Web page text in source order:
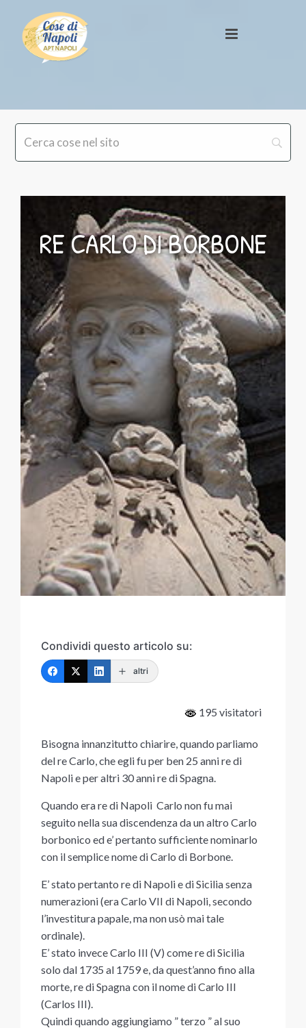
RE CARLO DI BORBONE
Condividi questo articolo su:
altri
195 visitatori
Bisogna innanzitutto chiarire, quando parliamo
del re Carlo, che egli fu per ben 25 anni re di
Napoli e per altri 30 anni re di Spagna.
Quando era re di Napoli Carlo non fu mai
seguito nella sua discendenza da un altro Carlo
borbonico ed e’ pertanto sufficiente nominarlo
con il semplice nome di Carlo di Borbone.
E’ stato pertanto re di Napoli e di Sicilia senza
numerazioni (era Carlo VII di Napoli, secondo
l’investitura papale, ma non usò mai tale
ordinale).
E’ stato invece Carlo III (V) come re di Sicilia
solo dal 1735 al 1759 e, da quest’anno fino alla
morte, re di Spagna con il nome di Carlo III
(Carlos III).
Quindi quando aggiungiamo ” terzo ” al suo